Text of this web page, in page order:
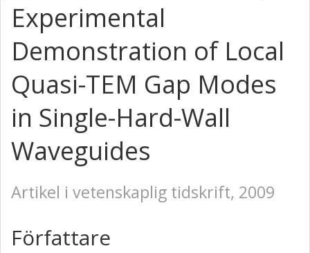
Experimental
Demonstration of Local
Quasi-TEM Gap Modes
in Single-Hard-Wall
Waveguides
Artikel i vetenskaplig tidskrift, 2009
Författare